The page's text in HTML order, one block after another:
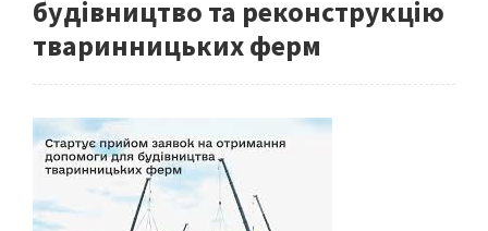
будівництво та реконструкцію
тваринницьких ферм